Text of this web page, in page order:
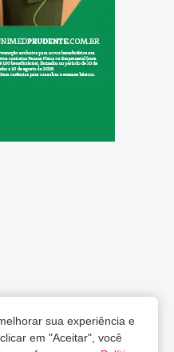
sua experiência e
em "Aceitar", você